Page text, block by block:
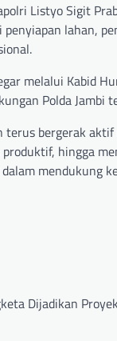
Listyo Sigit
lahan,
melalui Kabid
Polda Jambi
terus bergerak
hingga
mendukung
Dijadikan